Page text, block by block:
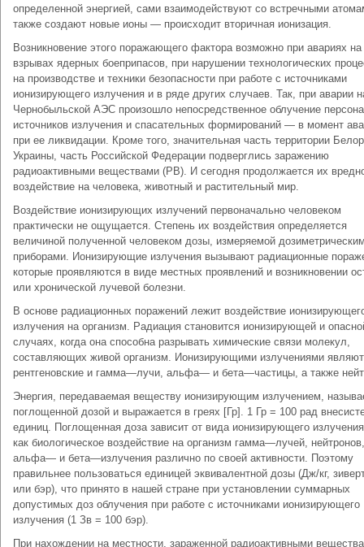
определенной энергией, сами взаимодействуют со встречными
также создают новые ионы — происходит вторичная ионизация.
Возникновение этого поражающего фактора возможно при авариях
взрывах ядерных боеприпасов, при нарушении технологических
на производстве и техники безопасности при работе с источниками
ионизирующего излучения и в ряде других случаев. Так, при аварии
Чернобыльской АЭС произошло непосредственное облучение
источников излучения и спасательных формирований — в момент
при ее ликвидации. Кроме того, значительная часть территории
Украины, часть Российской Федерации подверглись заражению
радиоактивными веществами (РВ). И сегодня продолжается их
воздействие на человека, животный и растительный мир.
Воздействие ионизирующих излучений первоначально человеком
практически не ощущается. Степень их воздействия определяется
величиной полученной человеком дозы, измеряемой
приборами. Ионизирующие излучения вызывают радиационные
которые проявляются в виде местных проявлений и возникновении
или хронической лучевой болезни.
В основе радиационных поражений лежит воздействие
излучения на организм. Радиация становится ионизирующей и
случаях, когда она способна разрывать химические связи молекул,
составляющих живой организм. Ионизирующими излучениями
рентгеновские и гамма—лучи, альфа— и бета—частицы, а также
Энергия, передаваемая веществу ионизирующим излучением,
поглощенной дозой и выражается в греях [Гр]. 1 Гр = 100 рад
единиц. Поглощенная доза зависит от вида ионизирующего
как биологическое воздействие на организм гамма—лучей, нейтронов,
альфа— и бета—излучения различно по своей активности. Поэтому
правильнее пользоваться единицей эквивалентной дозы (Дж/кг,
или бэр), что принято в нашей стране при установлении суммарных
допустимых доз облучения при работе с источниками ионизирующего
излучения (1 Зв = 100 бэр).
При нахождении на местности, зараженной радиоактивными